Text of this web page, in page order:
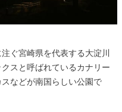
ぐ宮崎県を代表する大淀川
スと呼ばれているカナリー
などが南国らしい公園で